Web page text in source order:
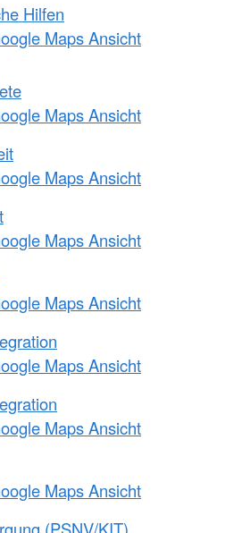
Hilfen
Maps Ansicht
Maps Ansicht
Maps Ansicht
Maps Ansicht
Maps Ansicht
Maps Ansicht
Maps Ansicht
Maps Ansicht
(PSNV/KIT)